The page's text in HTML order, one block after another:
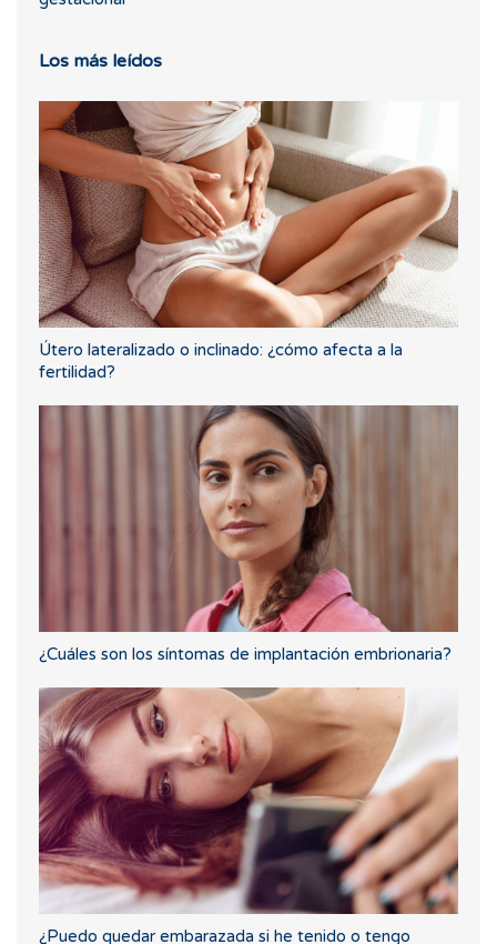
Los más leídos
Útero lateralizado o inclinado: ¿cómo afecta a la
fertilidad?
¿Cuáles son los síntomas de implantación embrionaria?
¿Puedo quedar embarazada si he tenido o tengo